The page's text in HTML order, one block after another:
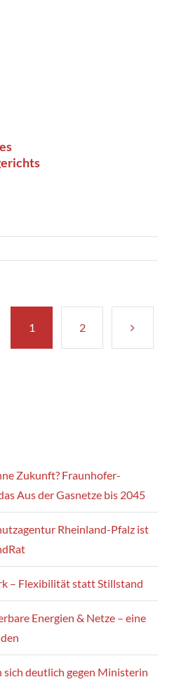
1 2
Zukunft? Fraunhofer-
Aus der Gasnetze bis 2045
Rheinland-Pfalz ist
– Flexibilität statt Stillstand
Energien & Netze – eine
sich deutlich gegen Ministerin